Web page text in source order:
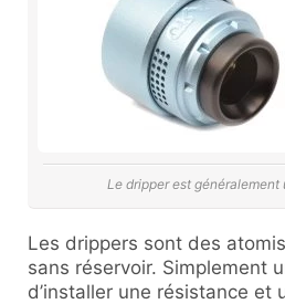
Le dripper est généralement
Les drippers sont des
sans réservoir. Simplement
d’installer une résistance et